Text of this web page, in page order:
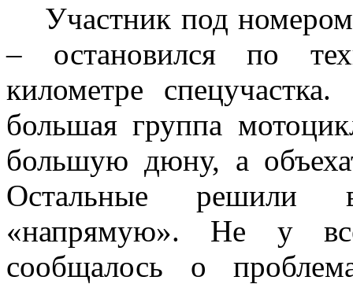
Участник под
– остановился по
километре
большая группа
большую дюну, а
Остальные решили
«напрямую». Не у
сообщалось о